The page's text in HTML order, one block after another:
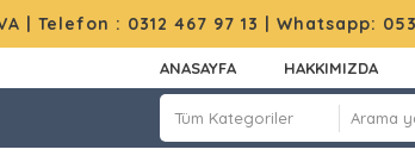
| Telefon : 0312 467 97 13 | Whatsapp:
ANASAYFA HAKKIMIZDA